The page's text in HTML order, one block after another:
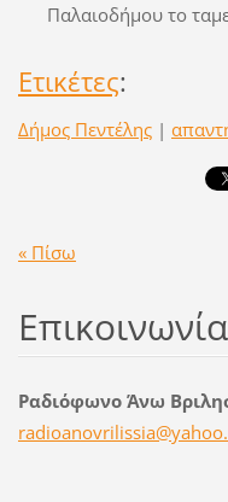
Παλαιοδήμου το
Ετικέτες:
Δήμος Πεντέλης |
« Πίσω
Επικοινωνία
Ραδιόφωνο Άνω
radioanovrilissia@yahoo.